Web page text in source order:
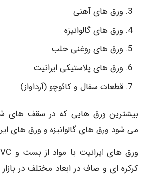
ورق های آهنی
ورق های گالوانیزه
ورق های روغنی حلب
ورق های پلاستیکی ایرانیت
قطعات سفال و کائوچو (آرداواز)
بیشترین ورق هایی که در سقف های
می شود ورق های گالوانیزه و ورق های
کرکره ای و صاف در ابعاد مختلف در